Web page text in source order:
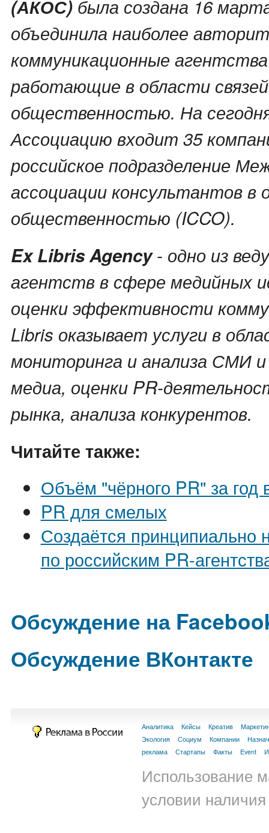
(АКОС) была создана 16
объединила наиболее
коммуникационные
работающие в области
общественностью. На
Ассоциацию входит 35
российское подразделение
ассоциации консультантов в
общественностью (ICCO).
Ex Libris Agency- одно из
агентств в сфере медийных
оценки эффективности
Libris оказывает услуги в
мониторинга и анализа СМИ
медиа, оценки PR-
рынка, анализа конкурентов.
Читайте также:
Объём "чёрного PR" за год
PR для смелых
Создаётся принципиально
по российским PR-
Обсуждение на
Обсуждение ВКонтакте
Аналитика Кейсы Креатив
Экология
Социум Компании
реклама
Стартапы Факты Event
Использование
условии